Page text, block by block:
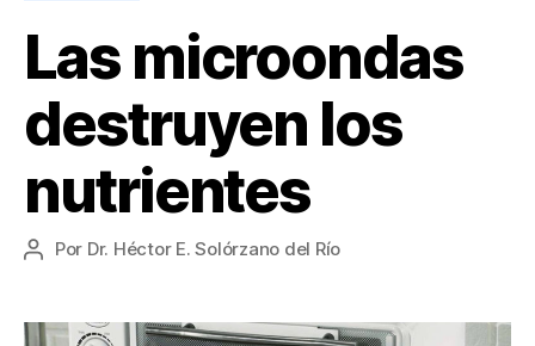
Las microondas
destruyen los
nutrientes
Autor
entrada
Por Dr. Héctor E. Solórzano del Río